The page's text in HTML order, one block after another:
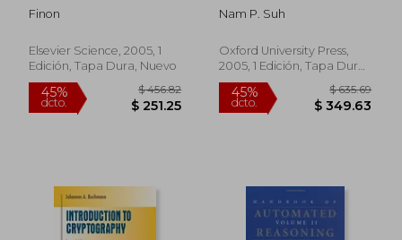
45%
dcto.
$ 208.63 45%
dcto.
Industries (en Inglés)
Finon
Elsevier Science, 2005, 1
Edición, Tapa Dura, Nuevo
Pappalardo Series in
Mechanical
Inglés)
Nam P. Suh
Oxford University Press,
2005, 1 Edición, Tapa Dura,
Nuevo